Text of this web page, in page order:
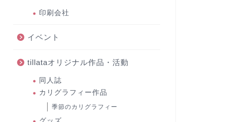
印刷会社
イベント
tillataオリジナル作品・活動
同人誌
カリグラフィー作品
季節のカリグラフィー